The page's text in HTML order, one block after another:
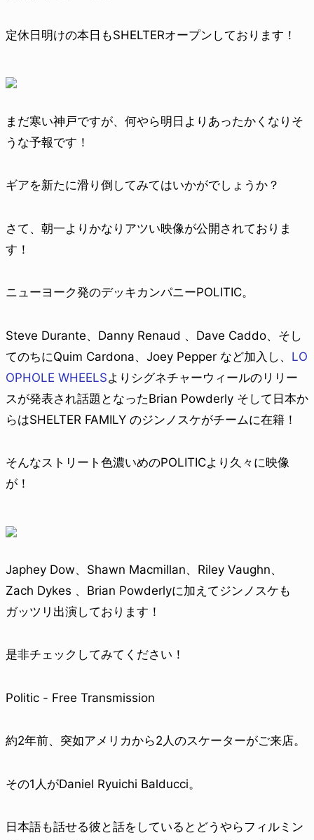
定休日明けの本日もSHELTERオープンしております！
まだ寒い神戸ですが、何やら明日よりあったかくなりそ
うな予報です！
ギアを新たに滑り倒してみてはいかがでしょうか？
さて、朝一よりかなりアツい映像が公開されておりま
す！
ニューヨーク発のデッキカンパニーPOLITIC。
Steve Durante、Danny Renaud 、Dave Caddo、そし
てのちにQuim Cardona、Joey Pepper など加入し、 LO
OPHOLE WHEELSよりシグネチャーウィールのリリー
スが発表され話題となったBrian Powderly そして日本か
らはSHELTER FAMILY のジンノスケがチームに在籍！
そんなストリート色濃いめのPOLITICより久々に映像
が！
Japhey Dow、Shawn Macmillan、Riley Vaughn、
Zach Dykes 、Brian Powderlyに加えてジンノスケも
ガッツリ出演しております！
是非チェックしてみてください！
Politic - Free Transmission
約2年前、突如アメリカから2人のスケーターがご来店。
その1人がDaniel Ryuichi Balducci。
日本語も話せる彼と話をしているとどうやらフィルミン